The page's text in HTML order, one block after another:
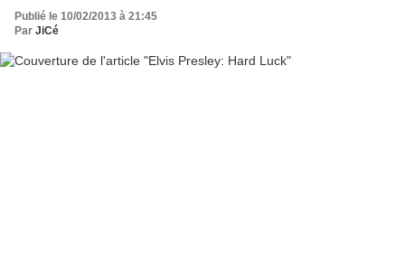
Publié le 10/02/2013 à 21:45
Par JiCé